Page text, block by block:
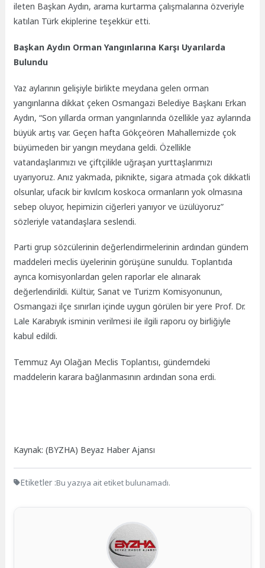
ileten Başkan Aydın, arama kurtarma çalışmalarına özveriyle
katılan Türk ekiplerine teşekkür etti.
Başkan Aydın Orman Yangınlarına Karşı Uyarılarda
Bulundu
Yaz aylarının gelişiyle birlikte meydana gelen orman
yangınlarına dikkat çeken Osmangazi Belediye Başkanı Erkan
Aydın, “Son yıllarda orman yangınlarında özellikle yaz aylarında
büyük artış var. Geçen hafta Gökçeören Mahallemizde çok
büyümeden bir yangın meydana geldi. Özellikle
vatandaşlarımızı ve çiftçilikle uğraşan yurttaşlarımızı
uyarıyoruz. Anız yakmada, piknikte, sigara atmada çok dikkatli
olsunlar, ufacık bir kıvılcım koskoca ormanların yok olmasına
sebep oluyor, hepimizin ciğerleri yanıyor ve üzülüyoruz”
sözleriyle vatandaşlara seslendi.
Parti grup sözcülerinin değerlendirmelerinin ardından gündem
maddeleri meclis üyelerinin görüşüne sunuldu. Toplantıda
ayrıca komisyonlardan gelen raporlar ele alınarak
değerlendirildi. Kültür, Sanat ve Turizm Komisyonunun,
Osmangazi ilçe sınırları içinde uygun görülen bir yere Prof. Dr.
Lale Karabıyık isminin verilmesi ile ilgili raporu oy birliğiyle
kabul edildi.
Temmuz Ayı Olağan Meclis Toplantısı, gündemdeki
maddelerin karara bağlanmasının ardından sona erdi.
Kaynak: (BYZHA) Beyaz Haber Ajansı
Etiketler :Bu yazıya ait etiket bulunamadı.